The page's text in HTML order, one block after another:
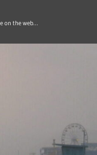
on the web…